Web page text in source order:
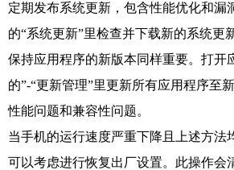
定期发布系统更新，包含性能优化和漏
的“系统更新”里检查并下载新的系统更
保持应用程序的新版本同样重要。打开
的”-“更新管理”里更新所有应用程序至
性能问题和兼容性问题。
当手机的运行速度严重下降且上述方法
可以考虑进行恢复出厂设置。此操作会